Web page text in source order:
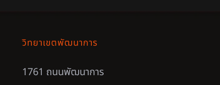
วิทยาเขตพัฒนาการ
1761 ถนนพัฒนาการ